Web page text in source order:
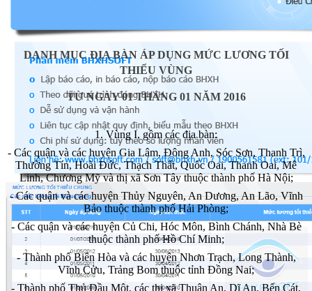
DANH MỤC ĐỊA BÀN ÁP DỤNG MỨC LƯƠNG TỐI
THIỂU VÙNG
TỪ NGÀY 01 THÁNG 01 NĂM 2016
1. Vùng I, gồm các địa bàn:
- Các quận và các huyện Gia Lâm, Đông Anh, Sóc Sơn, Thanh Trì,
Thường Tín, Hoài Đức, Thạch Thất, Quốc Oai, Thanh Oai, Mê
Linh, Chương Mỹ và thị xã Sơn Tây thuộc thành phố Hà Nội;
- Các quận và các huyện Thủy Nguyên, An Dương, An Lão, Vĩnh
Bảo thuộc thành phố Hải Phòng;
- Các quận và các huyện Củ Chi, Hóc Môn, Bình Chánh, Nhà Bè
thuộc thành phố Hồ Chí Minh;
- Thành phố Biên Hòa và các huyện Nhơn Trạch, Long Thành,
Vĩnh Cửu, Trảng Bom thuộc tỉnh Đồng Nai;
- Thành phố Thủ Dầu Một, các thị xã Thuận An, Dĩ An, Bến Cát,